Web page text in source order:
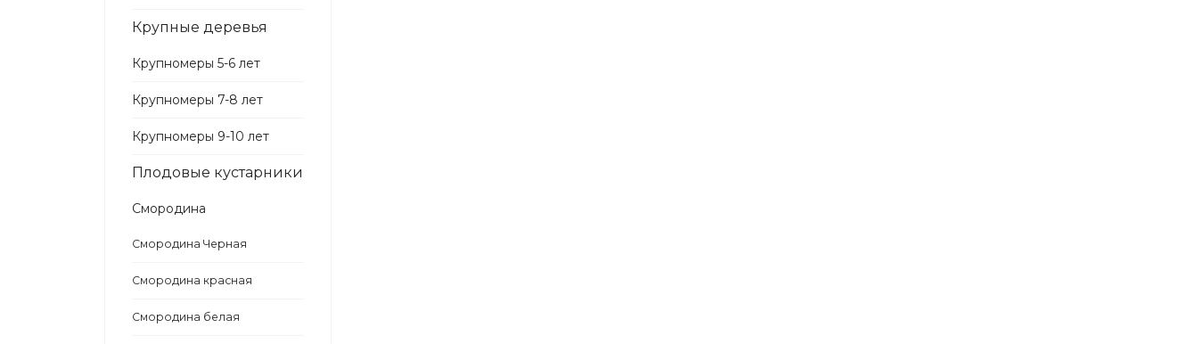
Крупные деревья
Крупномеры 5-6 лет
Крупномеры 7-8 лет
Крупномеры 9-10 лет
Плодовые кустарники
Смородина
Смородина Черная
Смородина красная
Смородина белая